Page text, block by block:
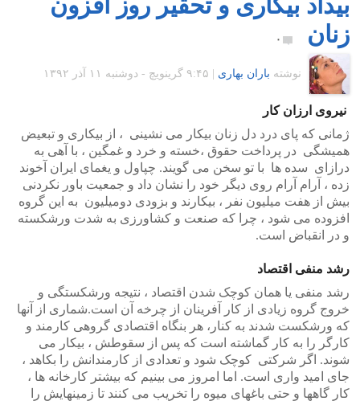
زنان
۰
نوشته باران بهاری ۹:۴۵ گرينويچ - دوشنبه ۱۱ آذر ۱۳۹۲
نیروی ارزان کار
ژمانی که پای درد دل زنان بیکار می نشینی ، از بیکاری و تبعیض
همیشگی در پرداخت حقوق ،خسته و خرد و غمگین ، با آهی به
درازای سده ها با تو سخن می گویند. چپاول و یغمای ایران آخوند
زده ، آرام آرام روی دیگر خود را نشان داد و جمعیت باور نکردنی
بیش از هفت میلیون نفر ، بیکارند و بزودی دومیلیون به این گروه
افزوده می شود ، چرا که صنعت و کشاورزی به شدت ورشکسته
و در انقباض است.
رشد منفی اقتصاد
رشد منفی یا همان کوچک شدن اقتصاد ، نتیجه ورشکستگی و
خروج گروه زیادی از کار آفرینان از چرخه آن است.شماری از آنها
که ورشکست شدند به کنار، هر بنگاه اقتصادی گروهی کارمند و
کارگر را به کار گماشته است که پس از سقوطش ، بیکار می
شوند. اگر شرکتی کوچک شود و تعدادی از کارمندانش را بکاهد ،
جای امید واری است. اما امروز می بینیم که بیشتر کارخانه ها ،
کار گاهها و حتی باغهای میوه را تخریب می کنند تا زمینهایش را